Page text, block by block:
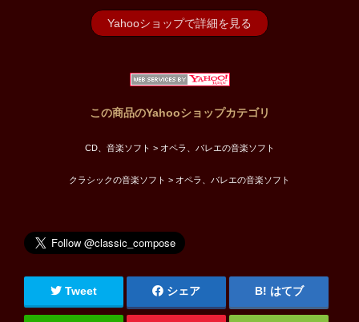
Yahooショップで詳細を見る
この商品のYahooショップカテゴリ
CD、音楽ソフト > オペラ、バレエの音楽ソフト
クラシックの音楽ソフト > オペラ、バレエの音楽ソフト
Tweet シェア はてブ